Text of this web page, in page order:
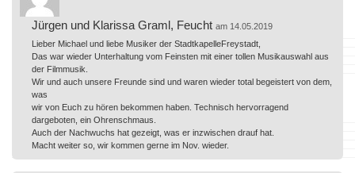
Jürgen und Klarissa Graml, Feucht am 14.05.2019
Lieber Michael und liebe Musiker der StadtkapelleFreystadt,
Das war wieder Unterhaltung vom Feinsten mit einer tollen Musikauswahl aus
der Filmmusik.
Wir und auch unsere Freunde sind und waren wieder total begeistert von dem,
was
wir von Euch zu hören bekommen haben. Technisch hervorragend
dargeboten, ein Ohrenschmaus.
Auch der Nachwuchs hat gezeigt, was er inzwischen drauf hat.
Macht weiter so, wir kommen gerne im Nov. wieder.